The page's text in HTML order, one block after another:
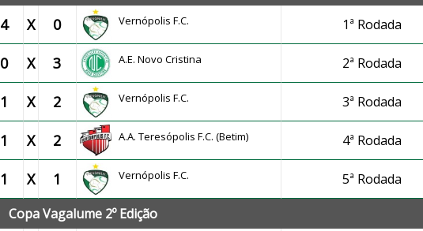
4 X 0 Vernópolis F.C. 1ª Rodada
0 X 3 A.E. Novo Cristina 2ª Rodada
1 X 2 Vernópolis F.C. 3ª Rodada
1 X 2 A.A. Teresópolis F.C. (Betim) 4ª Rodada
1 X 1 Vernópolis F.C.
5ª Rodada
Copa Vagalume 2º Edição